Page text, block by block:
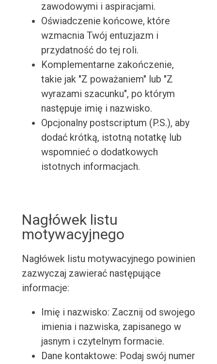
zawodowymi i aspiracjami.
Oświadczenie końcowe, które
wzmacnia Twój entuzjazm i
przydatność do tej roli.
Komplementarne zakończenie,
takie jak "Z poważaniem" lub "Z
wyrazami szacunku", po którym
następuje imię i nazwisko.
Opcjonalny postscriptum (P.S.), aby
dodać krótką, istotną notatkę lub
wspomnieć o dodatkowych
istotnych informacjach.
Nagłówek listu
motywacyjnego
Nagłówek listu motywacyjnego powinien
zazwyczaj zawierać następujące
informacje:
Imię i nazwisko: Zacznij od swojego
imienia i nazwiska, zapisanego w
jasnym i czytelnym formacie.
Dane kontaktowe: Podaj swój numer